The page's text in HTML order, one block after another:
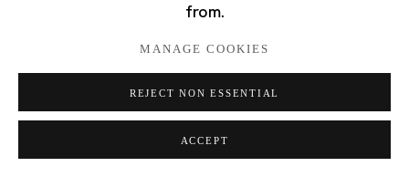
from.
MANAGE COOKIES
REJECT NON ESSENTIAL
ACCEPT